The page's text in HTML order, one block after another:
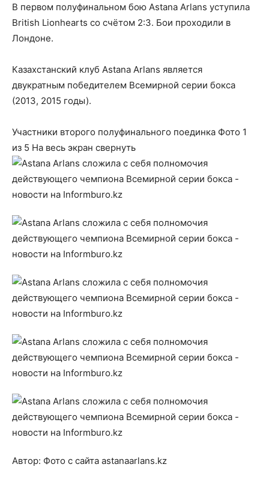
В первом полуфинальном бою Astana Arlans уступила
British Lionhearts со счётом 2:3. Бои проходили в
Лондоне.
Казахстанский клуб Astana Arlans является
двукратным победителем Всемирной серии бокса
(2013, 2015 годы).
Участники второго полуфинального поединка Фото 1
из 5 На весь экран свернуть
Автор: Фото с сайта astanaarlans.kz